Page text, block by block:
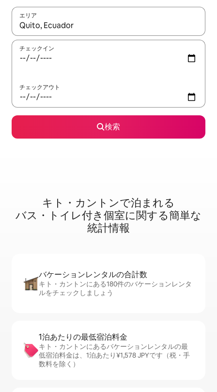
エリア
検索結果が表示されたら、上下の矢印キーを使って移動するか
チェックイン
チェックアウト
検索
キト・カントンで泊⁠ま⁠れ⁠る
バ⁠ス⁠・⁠ト⁠イ⁠レ⁠付⁠き個⁠室⁠に関⁠す⁠る簡⁠単⁠な
統⁠計⁠情⁠報
バケーションレ⁠ン⁠タ⁠ル⁠の合⁠計⁠数
キト・カントンにある180件のバケーションレンタ
ルをチェックしましょう
1泊あたりの最⁠低⁠宿⁠泊⁠料⁠金
キト・カントンにあるバケーションレンタルの最
低宿泊料金は、1泊あたり¥1,578 JPYです（税・手
数料を除く）